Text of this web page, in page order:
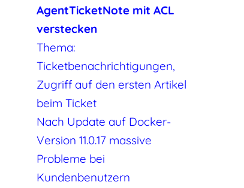
AgentTicketNote mit ACL
verstecken
Thema:
Ticketbenachrichtigungen,
Zugriff auf den ersten Artikel
beim Ticket
Nach Update auf Docker-
Version 11.0.17 massive
Probleme bei
Kundenbenutzern